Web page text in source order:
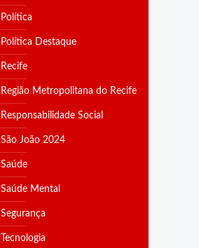
Política
Política Destaque
Recife
Região Metropolitana do Recife
Responsabilidade Social
São João 2024
Saúde
Saúde Mental
Segurança
Tecnologia